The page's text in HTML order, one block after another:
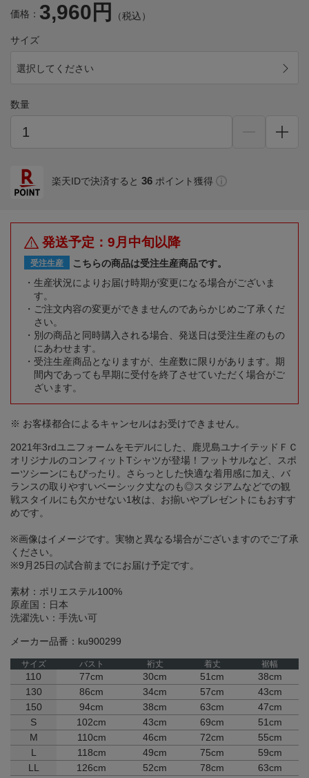
価格： 3,960円 （税込）
サイズ
選択してください
数量
楽天IDで決済すると 36 ポイント獲得
発送予定：9月中旬以降
受注生産
こちらの商品は受注生産商品です。
生産状況によりお届け時期が変更になる場合がございま
す。
ご注文内容の変更ができませんのであらかじめご了承くだ
さい。
別の商品と同時購入される場合、発送日は受注生産のもの
にあわせます。
受注生産商品となりますが、生産数に限りがあります。期
間内であっても早期に受付を終了させていただく場合がご
ざいます。
※ お客様都合によるキャンセルはお受けできません。
2021年3rdユニフォームをモデルにした、鹿児島ユナイテッドＦＣ
オリジナルのコンフィットTシャツが登場！フットサルなど、スポ
ーツシーンにもぴったり。さらっとした快適な着用感に加え、バ
ランスの取りやすいベーシック丈なのも◎スタジアムなどでの観
戦スタイルにも欠かせない1枚は、お揃いやプレゼントにもおすす
めです。
※画像はイメージです。実物と異なる場合がございますのでご了承
ください。
※9月25日の試合前までにお届け予定です。
素材：ポリエステル100%
原産国：日本
洗濯洗い：手洗い可
メーカー品番：ku900299
サイズ バスト 裄丈 着丈 裾幅
110 77cm 30cm 51cm
38cm
130
86cm 34cm 57cm
43cm
150
94cm 38cm 63cm
47cm
S
102cm 43cm 69cm
51cm
M
110cm 46cm 72cm
55cm
L
118cm 49cm 75cm
59cm
LL
126cm 52cm 78cm 63cm